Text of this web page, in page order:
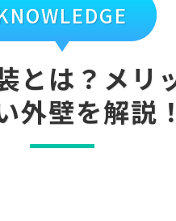
とは？メリ
外壁を解説！